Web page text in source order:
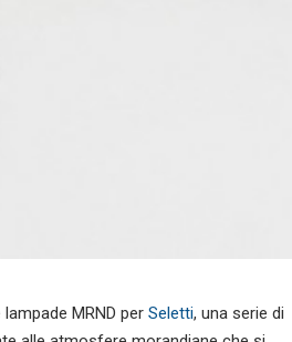
MRND per Seletti, una serie di